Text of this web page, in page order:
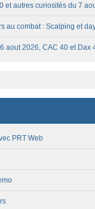
et autres curiosités du 7
au combat : Scalping et
aout 2026, CAC 40 et Dax
PRT Web